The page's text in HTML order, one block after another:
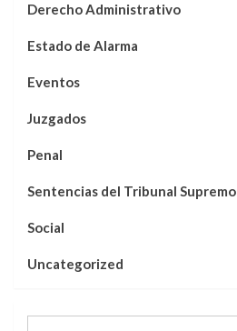
Derecho Administrativo
Estado de Alarma
Eventos
Juzgados
Penal
Sentencias del Tribunal Supremo
Social
Uncategorized